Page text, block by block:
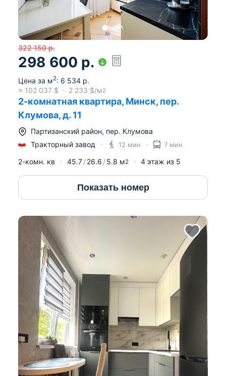
322 150 р.
298 600 р.
Цена за м2: 6 534 р.
≈ 102 037 $ 2 233 $/м2
2-комнатная квартира, Минск, пер.
Клумова, д. 11
Партизанский район, пер. Клумова
Тракторный завод
12 мин 7 мин
2-комн. кв 45.7 26.6 5.8 м2 4 этаж из 5
Показать номер